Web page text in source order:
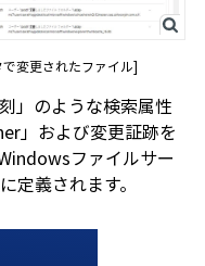
変更されたファイル]
」のような検索属性
」および変更証跡を
ファイルサー
定義されます。